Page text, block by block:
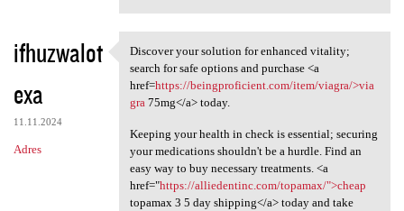
ifhuzwalot
exa
11.11.2024
Adres
Discover your solution for
Discover your solution for enhanced vitality;
search for safe options and purchase <a
href=https://beingproficient.com/item/viagra/>via
gra75mg</a> today.
Keeping your health in check is essential; securing
your medications shouldn't be a hurdle. Find an
easy way to buy necessary treatments. <a
href="https://alliedentinc.com/topamax/">cheap
topamax 3 5 day shipping</a> today and take